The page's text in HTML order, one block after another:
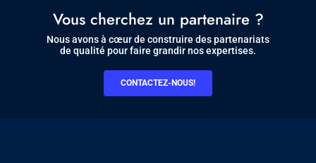
Vous cherchez un partenaire ?
Nous avons à cœur de construire des partenariats
de qualité pour faire grandir nos expertises.
CONTACTEZ-NOUS!